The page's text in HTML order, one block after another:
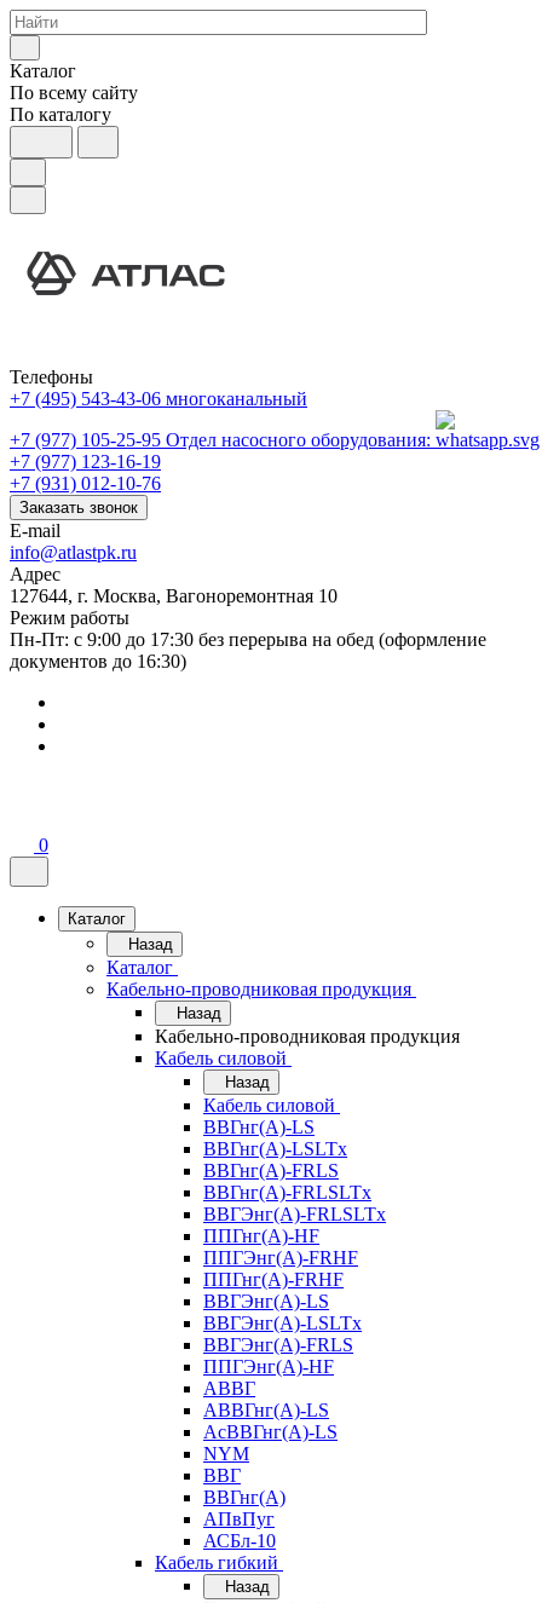
Каталог
По всему сайту
По каталогу
Телефоны
+7 (495) 543-43-06 многоканальный
+7 (977) 105-25-95 Отдел насосного оборудования:
+7 (977) 123-16-19
+7 (931) 012-10-76
Заказать звонок
E-mail
info@atlastpk.ru
Адрес
127644, г. Москва, Вагоноремонтная 10
Режим работы
Пн-Пт: с 9:00 до 17:30 без перерыва на обед (оформление
документов до 16:30)
0
Каталог
Назад
Каталог
Кабельно-проводниковая продукция
Назад
Кабельно-проводниковая продукция
Кабель силовой
Назад
Кабель силовой
ВВГнг(А)-LS
ВВГнг(А)-LSLTx
ВВГнг(А)-FRLS
ВВГнг(А)-FRLSLTx
ВВГЭнг(А)-FRLSLTx
ППГнг(А)-HF
ППГЭнг(А)-FRHF
ППГнг(А)-FRHF
ВВГЭнг(А)-LS
ВВГЭнг(А)-LSLTx
ВВГЭнг(А)-FRLS
ППГЭнг(А)-HF
АВВГ
АВВГнг(А)-LS
АсВВГнг(А)-LS
NYM
ВВГ
ВВГнг(А)
АПвПуг
АСБл-10
Кабель гибкий
Назад